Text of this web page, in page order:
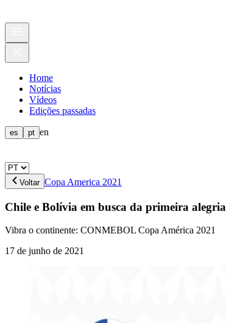
Home
Notícias
Vídeos
Edições passadas
es pt en
Voltar Copa America 2021
Chile e Bolívia em busca da primeira alegria
Vibra o continente: CONMEBOL Copa América 2021
17 de junho de 2021